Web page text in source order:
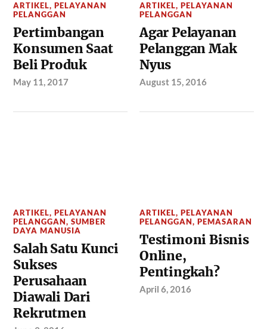
ARTIKEL,PELAYANAN
PELANGGAN
Pertimbangan
Konsumen Saat
Beli Produk
May 11, 2017
ARTIKEL,PELAYANAN
PELANGGAN
Agar Pelayanan
Pelanggan Mak
Nyus
August 15, 2016
ARTIKEL,PELAYANAN
PELANGGAN,SUMBER
DAYA MANUSIA
Salah Satu Kunci
Sukses
Perusahaan
Diawali Dari
Rekrutmen
ARTIKEL,PELAYANAN
PELANGGAN,PEMASARAN
Testimoni Bisnis
Online,
Pentingkah?
April 6, 2016